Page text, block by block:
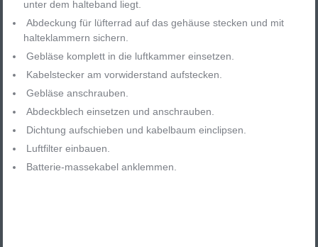
unter dem halteband liegt.
Abdeckung für lüfterrad auf das gehäuse stecken und mit
halteklammern sichern.
Gebläse komplett in die luftkammer einsetzen.
Kabelstecker am vorwiderstand aufstecken.
Gebläse anschrauben.
Abdeckblech einsetzen und anschrauben.
Dichtung aufschieben und kabelbaum einclipsen.
Luftfilter einbauen.
Batterie-massekabel anklemmen.